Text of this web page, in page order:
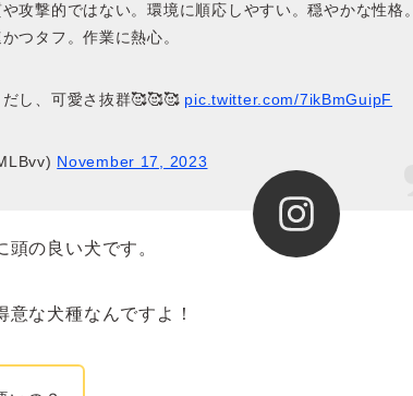
撃的ではない。環境に順応しやすい。穏やかな性格。
つタフ。作業に熱心。
し、可愛さ抜群🥰🥰🥰 pic.twitter.com/7ikBmGuipF
November 17, 2023
の良い犬です。
な犬種なんですよ！